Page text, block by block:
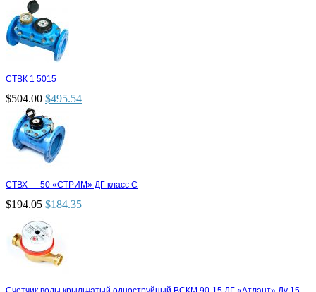
СТВК 1 5015
$504.00 $495.54
СТВХ — 50 «СТРИМ» ДГ класс С
$194.05 $184.35